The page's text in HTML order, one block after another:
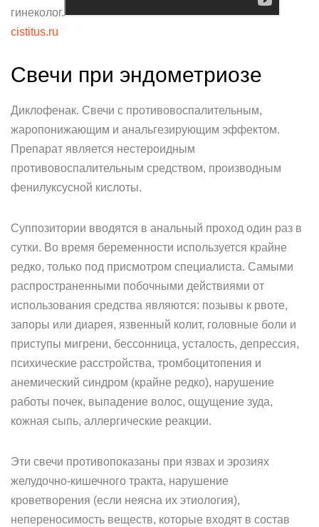
гинеколог.
cistitus.ru
Свечи при эндометриозе
Диклофенак. Свечи с противовоспалительным,
жаропонижающим и анальгезирующим эффектом.
Препарат является нестероидным
противовоспалительным средством, производным
фенилуксусной кислоты.
Суппозитории вводятся в анальный проход один раз в
сутки. Во время беременности используется крайне
редко, только под присмотром специалиста. Самыми
распространенными побочными действиями от
использования средства являются: позывы к рвоте,
запоры или диарея, язвенный колит, головные боли и
приступы мигрени, бессонница, усталость, депрессия,
психические расстройства, тромбоцитопения и
анемический синдром (крайне редко), нарушение
работы почек, выпадение волос, ощущение зуда,
кожная сыпь, аллергические реакции.
Эти свечи противопоказаны при язвах и эрозиях
желудочно-кишечного тракта, нарушение
кроветворения (если неясна их этиология),
непереносимость веществ, которые входят в состав